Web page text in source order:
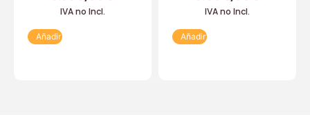
IVA no Incl.
Añadir
IVA no Incl.
Añadir